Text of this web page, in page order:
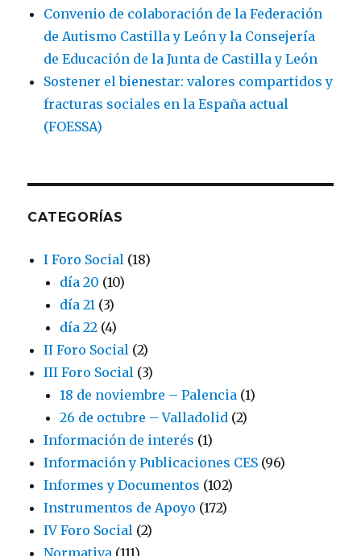
Convenio de colaboración de la Federación
de Autismo Castilla y León y la Consejería
de Educación de la Junta de Castilla y León
Sostener el bienestar: valores compartidos y
fracturas sociales en la España actual
(FOESSA)
CATEGORÍAS
I Foro Social (18)
día 20 (10)
día 21 (3)
día 22 (4)
II Foro Social (2)
III Foro Social (3)
18 de noviembre – Palencia (1)
26 de octubre – Valladolid (2)
Información de interés (1)
Información y Publicaciones CES (96)
Informes y Documentos (102)
Instrumentos de Apoyo (172)
IV Foro Social (2)
Normativa (111)